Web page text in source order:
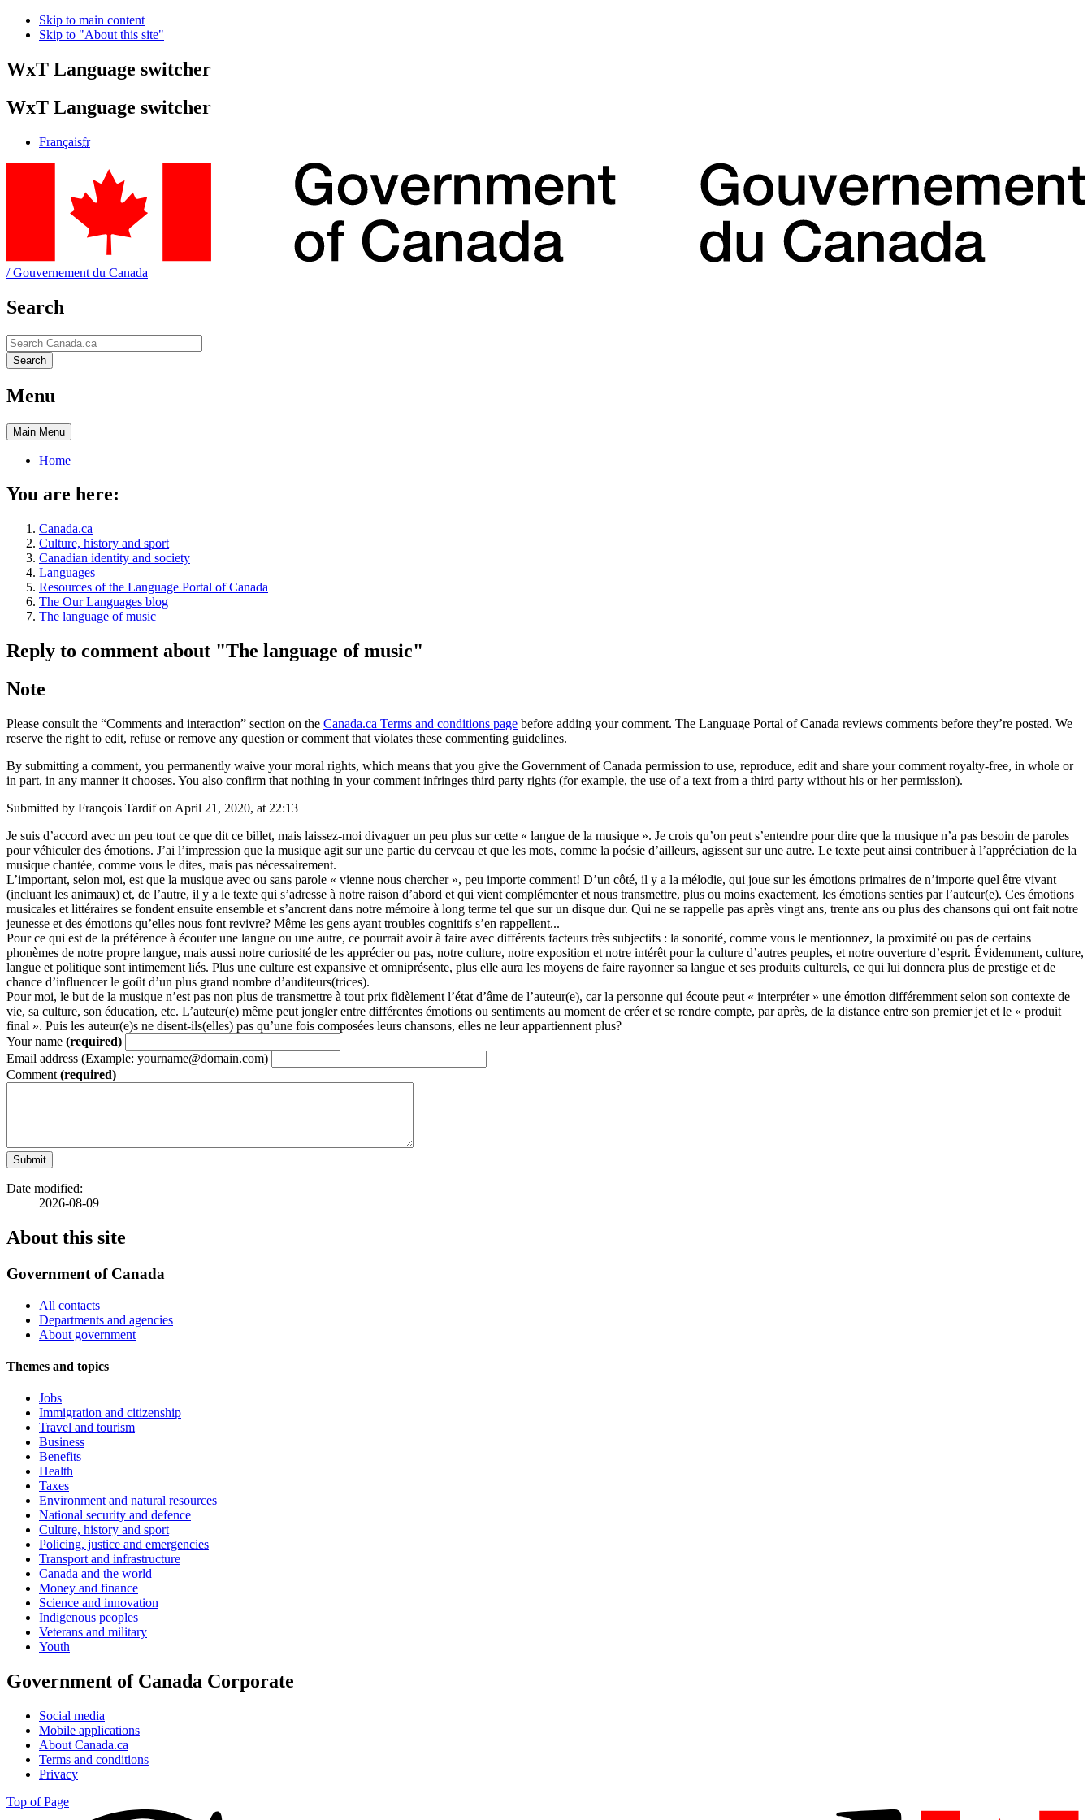
Skip to main content
Skip to "About this site"
WxT Language switcher
WxT Language switcher
Françaisfr
/Gouvernement du Canada
Search
Search
Search
Menu
Main Menu
Home
You are here:
Canada.ca
Culture, history and sport
Canadian identity and society
Languages
Resources of the Language Portal of Canada
The Our Languages blog
The language of music
Reply to comment about "The language of music"
Note
Please consult the “Comments and interaction” section on the Canada.ca Terms and conditions page before adding your comment. The Language Portal of Canada reviews comments before they’re posted. We
reserve the right to edit, refuse or remove any question or comment that violates these commenting guidelines.
By submitting a comment, you permanently waive your moral rights, which means that you give the Government of Canada permission to use, reproduce, edit and share your comment royalty-free, in whole or
in part, in any manner it chooses. You also confirm that nothing in your comment infringes third party rights (for example, the use of a text from a third party without his or her permission).
Submitted by François Tardif on April 21, 2020, at 22:13
Je suis d’accord avec un peu tout ce que dit ce billet, mais laissez-moi divaguer un peu plus sur cette « langue de la musique ». Je crois qu’on peut s’entendre pour dire que la musique n’a pas besoin de paroles
pour véhiculer des émotions. J’ai l’impression que la musique agit sur une partie du cerveau et que les mots, comme la poésie d’ailleurs, agissent sur une autre. Le texte peut ainsi contribuer à l’appréciation de la
musique chantée, comme vous le dites, mais pas nécessairement.
L’important, selon moi, est que la musique avec ou sans parole « vienne nous chercher », peu importe comment! D’un côté, il y a la mélodie, qui joue sur les émotions primaires de n’importe quel être vivant
(incluant les animaux) et, de l’autre, il y a le texte qui s’adresse à notre raison d’abord et qui vient complémenter et nous transmettre, plus ou moins exactement, les émotions senties par l’auteur(e). Ces émotions
musicales et littéraires se fondent ensuite ensemble et s’ancrent dans notre mémoire à long terme tel que sur un disque dur. Qui ne se rappelle pas après vingt ans, trente ans ou plus des chansons qui ont fait notre
jeunesse et des émotions qu’elles nous font revivre? Même les gens ayant troubles cognitifs s’en rappellent...
Pour ce qui est de la préférence à écouter une langue ou une autre, ce pourrait avoir à faire avec différents facteurs très subjectifs : la sonorité, comme vous le mentionnez, la proximité ou pas de certains
phonèmes de notre propre langue, mais aussi notre curiosité de les apprécier ou pas, notre culture, notre exposition et notre intérêt pour la culture d’autres peuples, et notre ouverture d’esprit. Évidemment, culture,
langue et politique sont intimement liés. Plus une culture est expansive et omniprésente, plus elle aura les moyens de faire rayonner sa langue et ses produits culturels, ce qui lui donnera plus de prestige et de
chance d’influencer le goût d’un plus grand nombre d’auditeurs(trices).
Pour moi, le but de la musique n’est pas non plus de transmettre à tout prix fidèlement l’état d’âme de l’auteur(e), car la personne qui écoute peut « interpréter » une émotion différemment selon son contexte de
vie, sa culture, son éducation, etc. L’auteur(e) même peut jongler entre différentes émotions ou sentiments au moment de créer et se rendre compte, par après, de la distance entre son premier jet et le « produit
final ». Puis les auteur(e)s ne disent-ils(elles) pas qu’une fois composées leurs chansons, elles ne leur appartiennent plus?
Your name (required)
Email address (Example: yourname@domain.com)
Comment (required)
Submit
Date modified:
2026-08-09
About this site
Government of Canada
All contacts
Departments and agencies
About government
Themes and topics
Jobs
Immigration and citizenship
Travel and tourism
Business
Benefits
Health
Taxes
Environment and natural resources
National security and defence
Culture, history and sport
Policing, justice and emergencies
Transport and infrastructure
Canada and the world
Money and finance
Science and innovation
Indigenous peoples
Veterans and military
Youth
Government of Canada Corporate
Social media
Mobile applications
About Canada.ca
Terms and conditions
Privacy
Top of Page